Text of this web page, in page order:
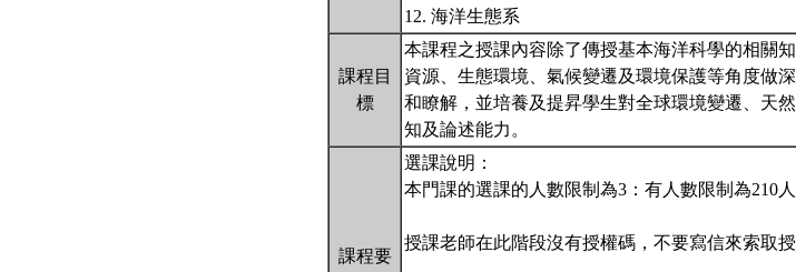
12. 海洋生態系
課程目
標
本課程之授課內容除了傳授基本海洋科學的相關
資源、生態環境、氣候變遷及環境保護等角度做
和瞭解，並培養及提昇學生對全球環境變遷、天
知及論述能力。
課程要
選課說明：
本門課的選課的人數限制為3：有人數限制為210
授課老師在此階段沒有授權碼，不要寫信來索取